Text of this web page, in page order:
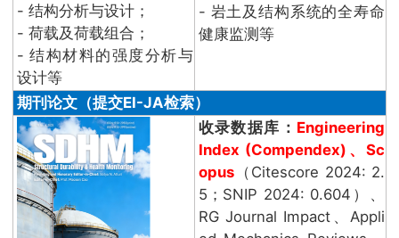
- 结构分析与设计；
- 荷载及荷载组合；
- 结构材料的强度分析与
设计等
- 岩土及结构系统的全寿命
健康监测等
期刊论文（提交EI-JA检索）
收录数据库： Engineering
Index (Compendex)、Sc
opus（Citescore 2024: 2.
5；SNIP 2024: 0.604）、
RG Journal Impact、Appli